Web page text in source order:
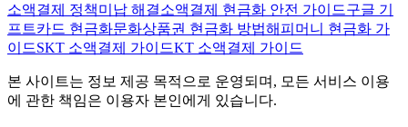
소액결제 정책미납 해결소액결제 현금화 안전 가이드구글 기
프트카드 현금화문화상품권 현금화 방법해피머니 현금화 가
이드SKT 소액결제 가이드KT 소액결제 가이드
본 사이트는 정보 제공 목적으로 운영되며, 모든 서비스 이용
에 관한 책임은 이용자 본인에게 있습니다.